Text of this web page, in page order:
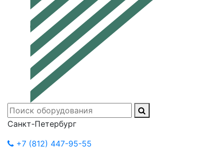
Санкт-Петербург
+7 (812) 447-95-55